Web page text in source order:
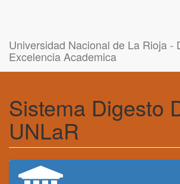
Universidad Nacional de La Rioja -
Excelencia Academica
Sistema Digesto
UNLaR